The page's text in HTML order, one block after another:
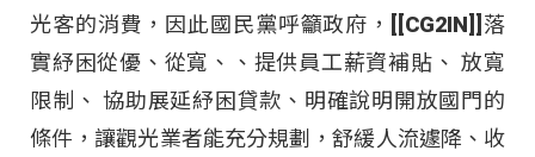
光客的消費，因此國民黨呼籲政府，[[CG2IN]]落
實紓困從優、從寬、
、提供員工薪資補貼、 放寬
限制、 協助展延紓困貸款、明確說明開放國門的
條件，讓觀光業者能充分規劃，舒緩人流遽降、收